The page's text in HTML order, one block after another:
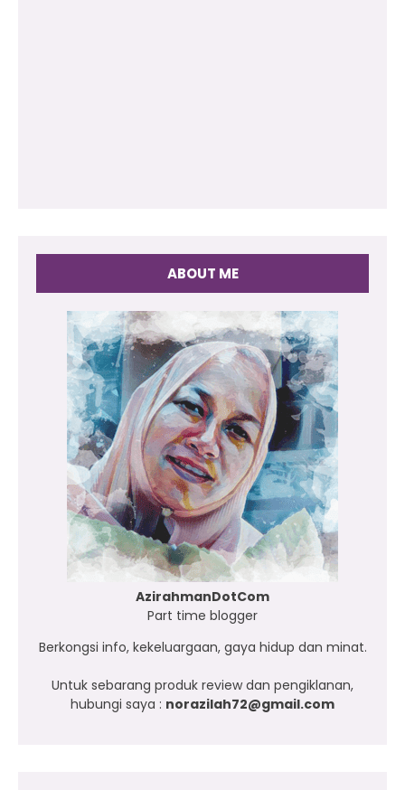
ABOUT ME
AzirahmanDotCom
Part time blogger
Berkongsi info, kekeluargaan, gaya hidup dan minat.
Untuk sebarang produk review dan pengiklanan,
hubungi saya : norazilah72@gmail.com